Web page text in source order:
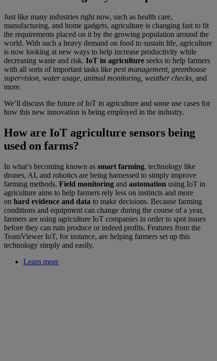
Just like many industries right now, such as health care,
manufacturing, and home gadgets, agriculture is changing fast to fit
the requirements placed on it by the growing population around the
world. With such a heavy demand on food to sustain life, agriculture
is now looking at new ways to help increase productivity while
decreasing waste and risk. IoT in agriculture seeks to help farmers
with all sorts of important tasks like pest management, greenhouse
supervision, water usage, animal monitoring, weather checks, and
more.
We’ll discuss the future of IoT in agriculture and some use cases for
how this new innovation is being employed in the industry.
How are IoT agriculture sensors being
used on farms?
In what’s becoming known as smart farming, technology like
drones, AI, and robotics are being harnessed to simply improve
farming methods. Field monitoring and automation using IoT in
agriculture aims to help farmers rely less on instincts and more
on hard evidence and data to make decisions. Because farming
conditions and equipment can change during the course of a year,
farmers are using agriculture IoT companies in order to spot issues
before they can ruin produce or indeed profits. Features from the
TeamViewer IoT, for instance, are helping farmers set up this
technology simply and easily.
Learn more